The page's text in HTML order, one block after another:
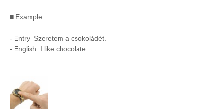
■ Example
- Entry: Szeretem a csokoládét.
- English: I like chocolate.